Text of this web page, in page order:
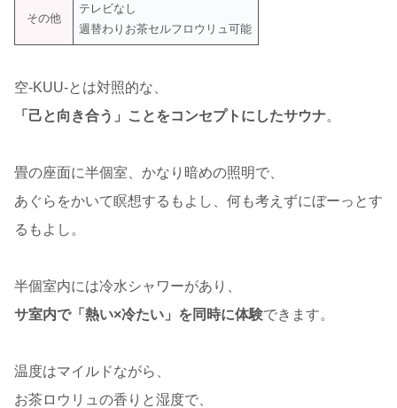
その他
テレビなし
週替わりお茶セルフロウリュ可能
空-KUU-とは対照的な、
「己と向き合う」ことをコンセプトにしたサウナ。
畳の座面に半個室、かなり暗めの照明で、
あぐらをかいて瞑想するもよし、何も考えずにぼーっとす
るもよし。
半個室内には冷水シャワーがあり、
サ室内で「熱い×冷たい」を同時に体験できます。
温度はマイルドながら、
お茶ロウリュの香りと湿度で、